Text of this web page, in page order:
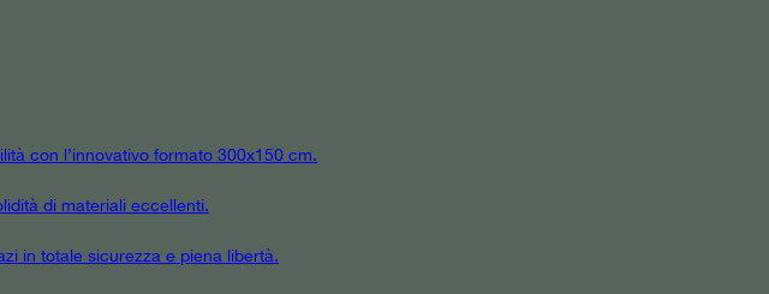
con l’innovativo formato 300x150 cm.
di materiali eccellenti.
in totale sicurezza e piena libertà.